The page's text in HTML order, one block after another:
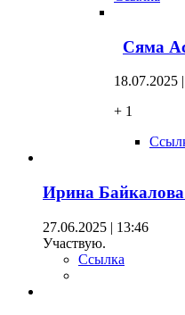
Сяма
18.07.2025
+ 1
Ирина Байкалова
27.06.2025 | 13:46
Участвую.
Ссылка